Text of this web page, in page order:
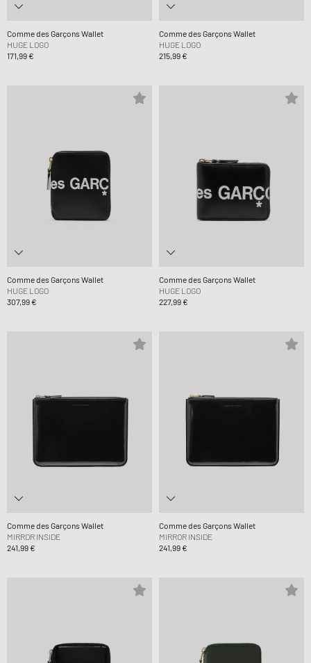
Comme des Garçons Wallet
HUGE LOGO
171,99 €
Comme des Garçons Wallet
HUGE LOGO
215,99 €
Comme des Garçons Wallet
HUGE LOGO
307,99 €
Comme des Garçons Wallet
HUGE LOGO
227,99 €
Comme des Garçons Wallet
MIRROR INSIDE
241,99 €
Comme des Garçons Wallet
MIRROR INSIDE
241,99 €